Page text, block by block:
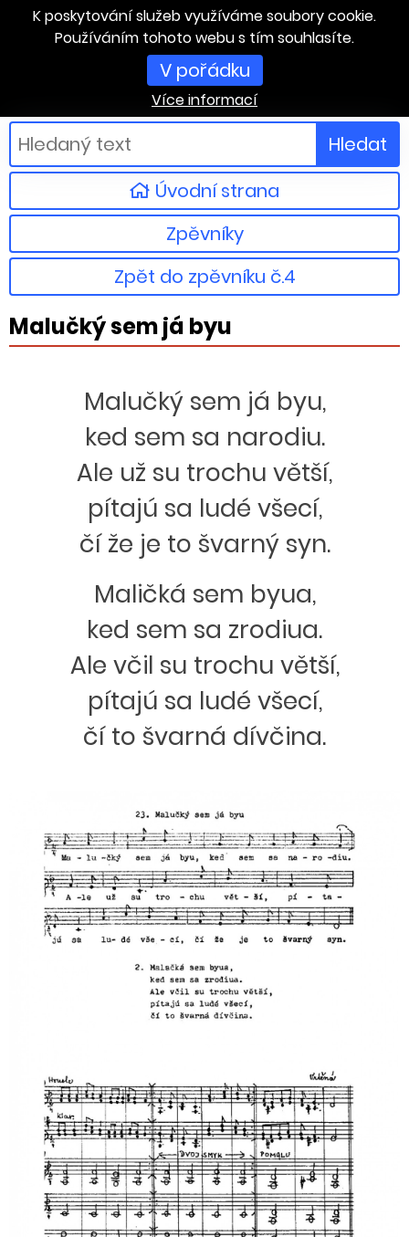
K poskytování služeb využíváme soubory cookie.
Používáním tohoto webu s tím souhlasíte.
V pořádku
Více informací
Hledat
Úvodní strana
Zpěvníky
Zpět do zpěvníku č.4
Malučký sem já byu
Malučký sem já byu,
ked sem sa narodiu.
Ale už su trochu větší,
pítajú sa ludé všecí,
čí že je to švarný syn.
Maličká sem byua,
ked sem sa zrodiua.
Ale včil su trochu větší,
pítajú sa ludé všecí,
čí to švarná dívčina.